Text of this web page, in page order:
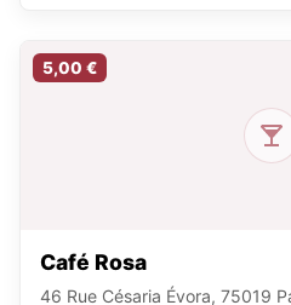
5,00 €
Café Rosa
46 Rue Césaria Évora, 75019